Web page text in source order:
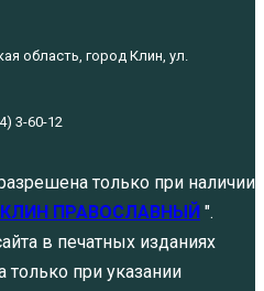
область, город Клин, ул.
3-60-12
только при наличии
КЛИН ПРАВОСЛАВНЫЙ ".
в печатных изданиях
только при указании